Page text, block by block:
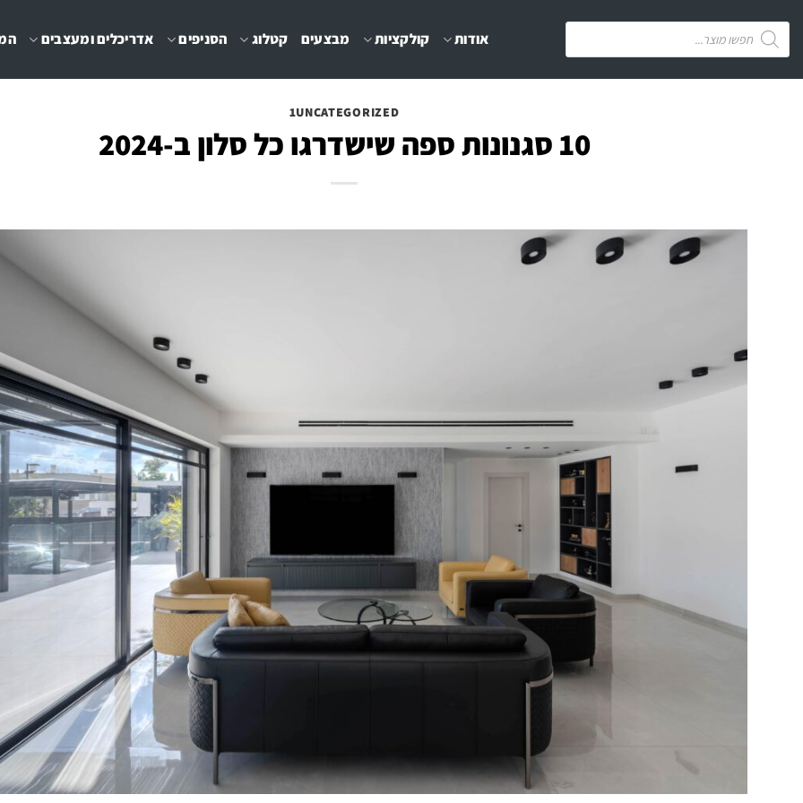
אודות קולקציות מבצעים קטלוג הסניפים אדריכלים ומעצבים
Products
search
1UNCATEGORIZED
10 סגנונות ספה שישדרגו כל סלון ב-2024